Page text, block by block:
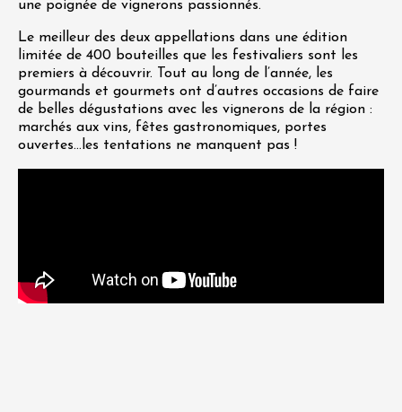
une poignée de vignerons passionnés.
Le meilleur des deux appellations dans une édition
limitée de 400 bouteilles que les festivaliers sont les
premiers à découvrir. Tout au long de l’année, les
gourmands et gourmets ont d’autres occasions de faire
de belles dégustations avec les vignerons de la région :
marchés aux vins, fêtes gastronomiques, portes
ouvertes…les tentations ne manquent pas !